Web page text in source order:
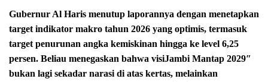
Gubernur Al Haris menutup laporannya dengan menetapkan
target indikator makro tahun 2026 yang optimis, termasuk
target penurunan angka kemiskinan hingga ke level 6,25
persen. Beliau menegaskan bahwa visiJambi Mantap 2029″
bukan lagi sekadar narasi di atas kertas, melainkan